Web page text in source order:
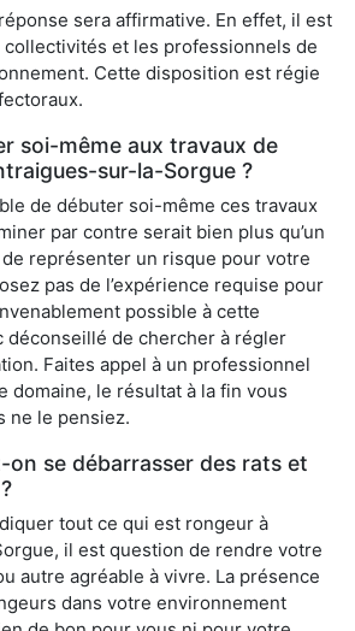
sera affirmative. En effet, il est
et les professionnels de
Cette disposition est régie
soi-même aux travaux de
sur-la-Sorgue ?
de débuter soi-même ces travaux
par contre serait bien plus qu’un
représenter un risque pour votre
pas de l’expérience requise pour
possible à cette
déconseillé de chercher à régler
Faites appel à un professionnel
domaine, le résultat à la fin vous
ne le pensiez.
on se débarrasser des rats et
tout ce qui est rongeur à
il est question de rendre votre
autre agréable à vivre. La présence
dans votre environnement